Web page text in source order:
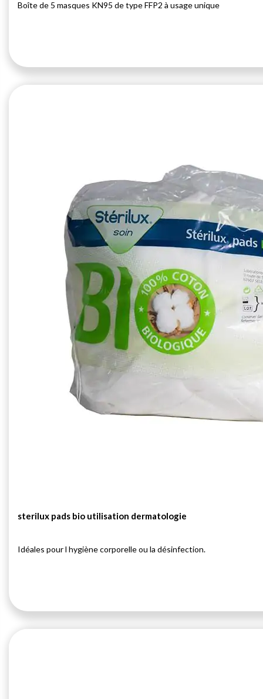
Boîte de 5 masques KN95 de type FFP2 à usage unique
sterilux pads bio utilisation dermatologie
Idéales pour l hygiène corporelle ou la désinfection.